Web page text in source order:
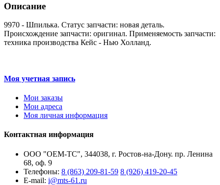
Описание
9970 - Шпилька. Статус запчасти: новая деталь.
Происхождение запчасти: оригинал. Применяемость запчасти:
техника производства Кейс - Нью Холланд.
Моя учетная запись
Мои заказы
Мои адреса
Моя личная информация
Контактная информация
ООО "ОЕМ-ТС", 344038, г. Ростов-на-Дону. пр. Ленина
68, оф. 9
Телефоны: 8 (863) 209-81-59 8 (926) 419-20-45
E-mail: i@mts-61.ru